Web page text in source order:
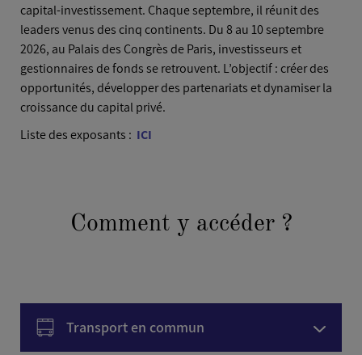
capital-investissement. Chaque septembre, il réunit des
leaders venus des cinq continents. Du 8 au 10 septembre
2026, au Palais des Congrès de Paris, investisseurs et
gestionnaires de fonds se retrouvent. L’objectif : créer des
opportunités, développer des partenariats et dynamiser la
croissance du capital privé.
Liste des exposants : ICI
Comment y accéder ?
Transport en commun